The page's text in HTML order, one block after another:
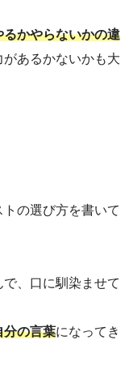
かやらないかの違
あるかないかも大
の選び方を書いて
、口に馴染ませて
分の言葉になってき